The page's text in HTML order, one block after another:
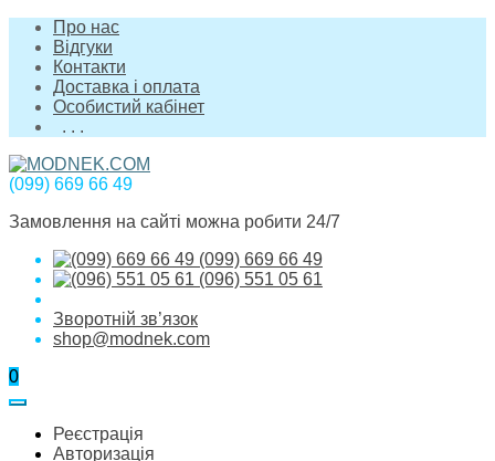
Про нас
Відгуки
Контакти
Доставка і оплата
Особистий кабінет
. . .
(099) 669 66 49
Замовлення на сайті можна робити 24/7
(099) 669 66 49
(096) 551 05 61
Зворотній зв’язок
shop@modnek.com
0
Реєстрація
Авторизація